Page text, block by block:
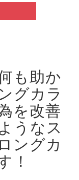
も助か
グカラ
を改善
うなス
ングカ
！